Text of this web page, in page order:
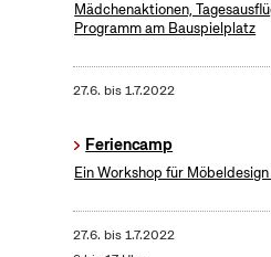
Mädchenaktionen,
Programm am Bauspielplatz
27.6. bis1.7.2022
Feriencamp
Ein Workshop für
27.6. bis1.7.2022